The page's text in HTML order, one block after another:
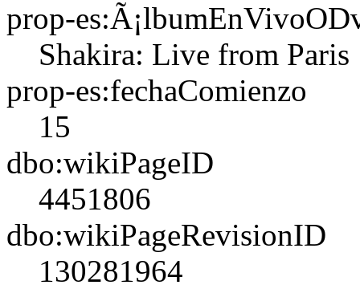
prop-
Shakira: Live from Paris
prop-es:fechaComienzo
15
dbo:wikiPageID
4451806
dbo:wikiPageRevisionID
130281964